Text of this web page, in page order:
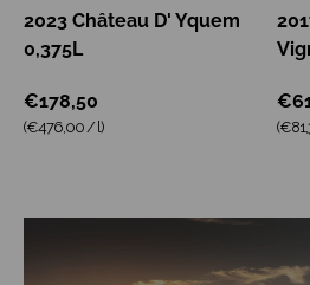
2023 Château D' Yquem
0,375L
€178,50
Grundpreis
(€476,00 / )